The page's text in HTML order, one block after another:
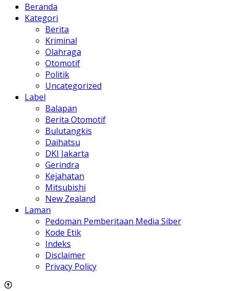
Beranda
Kategori
Berita
Kriminal
Olahraga
Otomotif
Politik
Uncategorized
Label
Balapan
Berita Otomotif
Bulutangkis
Daihatsu
DKI Jakarta
Gerindra
Kejahatan
Mitsubishi
New Zealand
Laman
Pedoman Pemberitaan Media Siber
Kode Etik
Indeks
Disclaimer
Privacy Policy